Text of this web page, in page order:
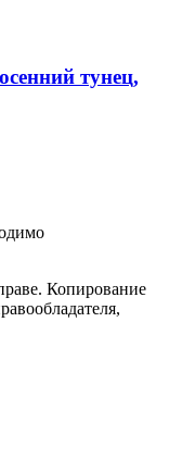
тунец,
Копирование